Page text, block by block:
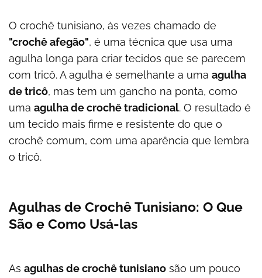
O crochê tunisiano, às vezes chamado de
"crochê afegão", é uma técnica que usa uma
agulha longa para criar tecidos que se parecem
com tricô. A agulha é semelhante a uma agulha
de tricô, mas tem um gancho na ponta, como
uma agulha de crochê tradicional. O resultado é
um tecido mais firme e resistente do que o
crochê comum, com uma aparência que lembra
o tricô.
Agulhas de Crochê Tunisiano: O Que
São e Como Usá-las
As agulhas de crochê tunisiano são um pouco